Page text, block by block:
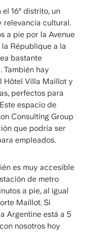
16º distrito, un
relevancia cultural.
a pie por la Avenue
République a la
bastante
También hay
Hôtel Villa Maillot y
perfectos para
espacio de
Consulting Group
que podría ser
empleados.
es muy accesible
de metro
a pie, al igual
Maillot. Si
Argentine está a 5
nosotros hoy